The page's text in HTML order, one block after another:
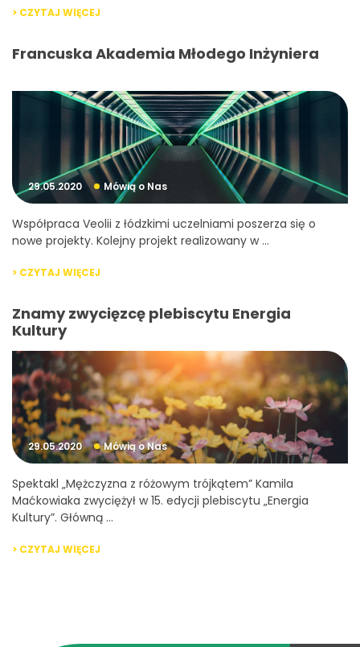
> CZYTAJ WIĘCEJ
Francuska Akademia Młodego Inżyniera
29.05.2020 Mówią o Nas
Współpraca Veolii z łódzkimi uczelniami poszerza się o
nowe projekty. Kolejny projekt realizowany w ...
> CZYTAJ WIĘCEJ
Znamy zwycięzcę plebiscytu Energia
Kultury
29.05.2020 Mówią o Nas
Spektakl „Mężczyzna z różowym trójkątem” Kamila
Maćkowiaka zwyciężył w 15. edycji plebiscytu „Energia
Kultury”. Główną ...
> CZYTAJ WIĘCEJ